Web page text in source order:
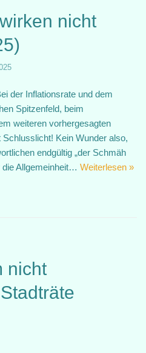
nicht
der Inflationsrate und dem
Spitzenfeld, beim
weiteren vorhergesagten
Kein Wunder also,
endgültig „der Schmäh
die Allgemeinheit… Weiterlesen »
nicht